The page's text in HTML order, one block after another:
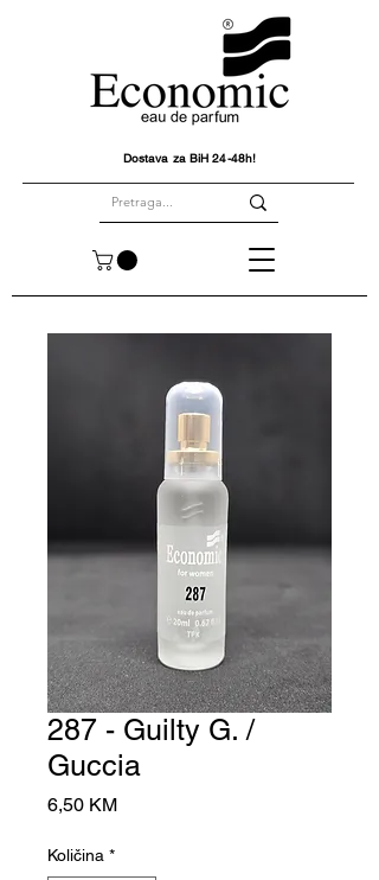
Dostava za BiH 24-48h!
287 - Guilty G. /
Guccia
6,50 KMCijena
Količina *